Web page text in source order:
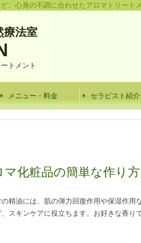
、心身の不調に合わせたアロマトリート
療法室
トメント
メニュー・料金 セラピスト紹介
マ化粧品の簡単な作り方
の精油には、肌の弾力回復作用や保湿作
スキンケアに役立ちます。お好きな香り